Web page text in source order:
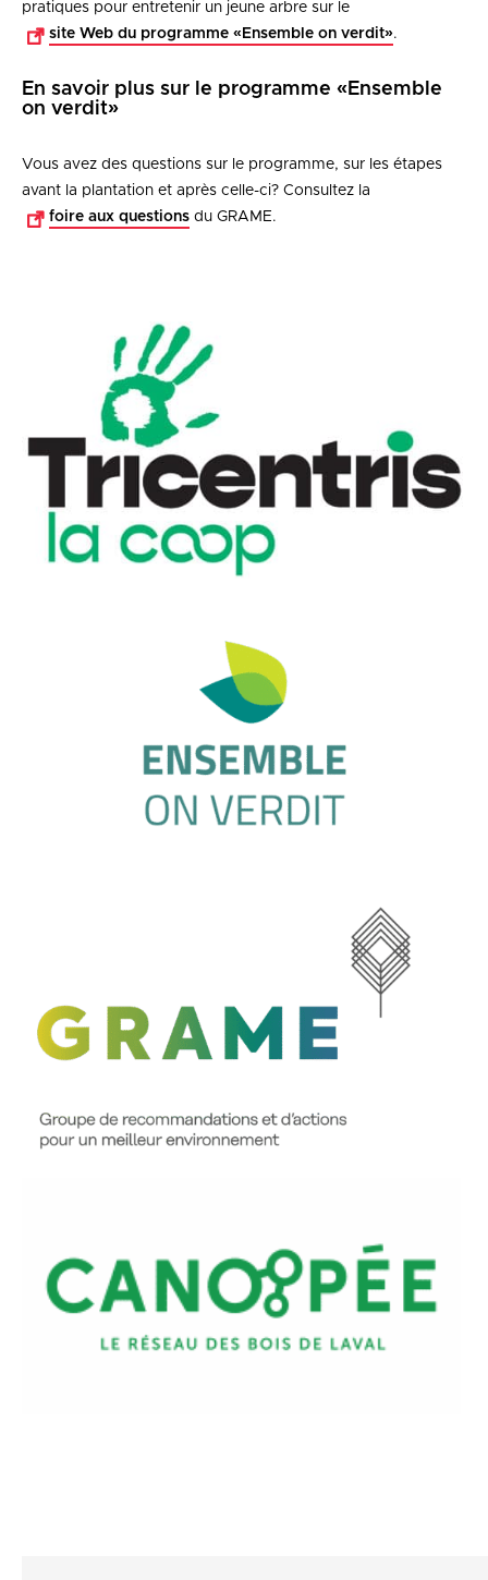
pratiques pour entretenir un jeune arbre sur le
site Web du programme «Ensemble on verdit».
En savoir plus sur le programme «Ensemble
on verdit»
Vous avez des questions sur le programme, sur les étapes
avant la plantation et après celle-ci? Consultez la
foire aux questions du GRAME.